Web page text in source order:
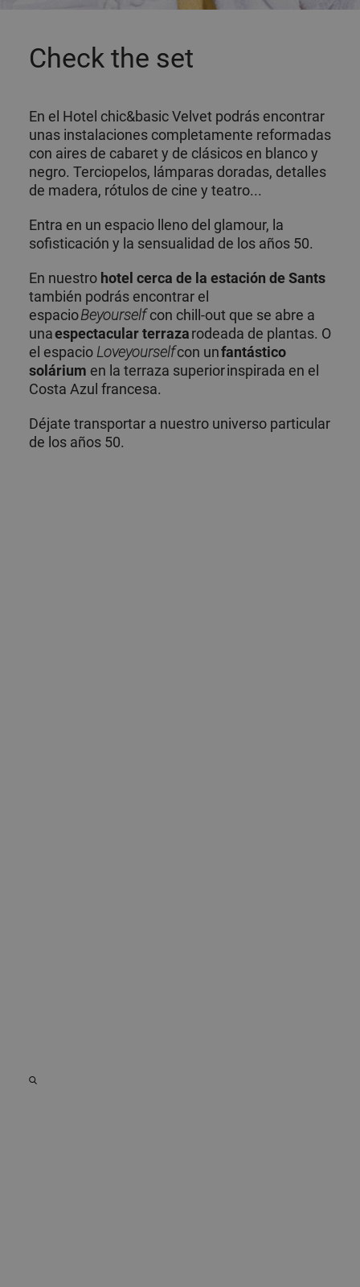
Check the set
En el Hotel chic&basic Velvet podrás encontrar
unas instalaciones completamente reformadas
con aires de cabaret y de clásicos en blanco y
negro. Terciopelos, lámparas doradas, detalles
de madera, rótulos de cine y teatro...
Entra en un espacio lleno del glamour, la
sofisticación y la sensualidad de los años 50.
En nuestro hotel cerca de la estación de Sants
también podrás encontrar el
espacioBeyourselfcon chill-out que se abre a
unaespectacular terrazarodeada de plantas. O
el espacio Loveyourselfcon unfantástico
solárium en la terraza superior inspirada en el
Costa Azul francesa.
Déjate transportar a nuestro universo particular
de los años 50.